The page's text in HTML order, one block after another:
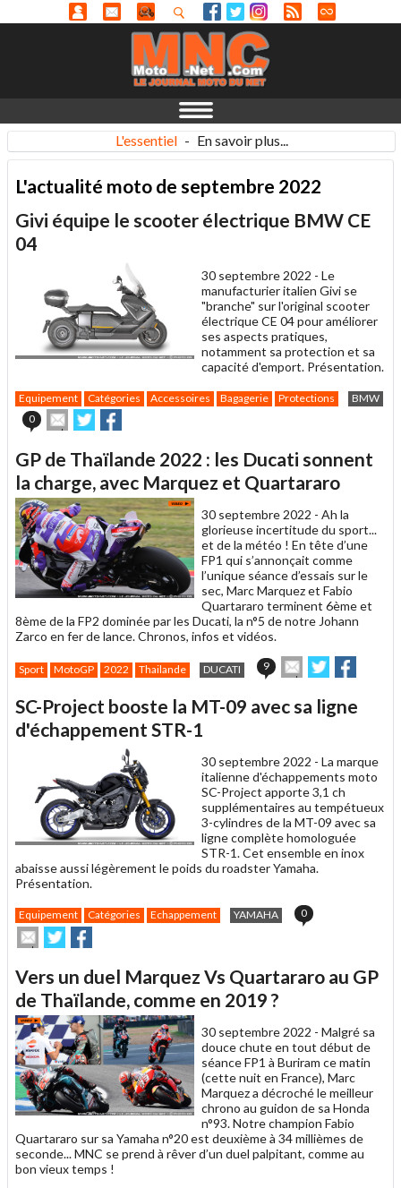
L'essentiel - En savoir plus...
L'actualité moto de septembre 2022
Givi équipe le scooter électrique BMW CE
04
30 septembre 2022 - Le
manufacturier italien Givi se
"branche" sur l'original scooter
électrique CE 04 pour améliorer
ses aspects pratiques,
notamment sa protection et sa
capacité d'emport. Présentation.
Equipement Catégories Accessoires Bagagerie Protections
BMW
0
Envoyer
cet
à
un
ami
Partager
sur sur
GP de Thaïlande 2022 : les Ducati sonnent
la charge, avec Marquez et Quartararo
30 septembre 2022 - Ah la
glorieuse incertitude du sport...
et de la météo ! En tête d’une
FP1 qui s’annonçait comme
l’unique séance d’essais sur le
sec, Marc Marquez et Fabio
Quartararo terminent 6ème et
8ème de la FP2 dominée par les Ducati, la n°5 de notre Johann
Zarco en fer de lance. Chronos, infos et vidéos.
Sport MotoGP 2022 Thailande DUCATI 9
Envoyer
cet
à
Partager
sur sur
SC-Project booste la MT-09 avec sa ligne
d'échappement STR-1
30 septembre 2022 - La marque
italienne d'échappements moto
SC-Project apporte 3,1 ch
supplémentaires au tempétueux
3-cylindres de la MT-09 avec sa
ligne complète homologuée
STR-1. Cet ensemble en inox
abaisse aussi légèrement le poids du roadster Yamaha.
Présentation.
Equipement Catégories Echappement YAMAHA 0
Envoyer
cet
à
un
ami
Partager
sur
sur
Vers un duel Marquez Vs Quartararo au GP
de Thaïlande, comme en 2019 ?
30 septembre 2022 - Malgré sa
douce chute en tout début de
séance FP1 à Buriram ce matin
(cette nuit en France), Marc
Marquez a décroché le meilleur
chrono au guidon de sa Honda
n°93. Notre champion Fabio
Quartararo sur sa Yamaha n°20 est deuxième à 34 millièmes de
seconde... MNC se prend à rêver d’un duel palpitant, comme au
bon vieux temps !